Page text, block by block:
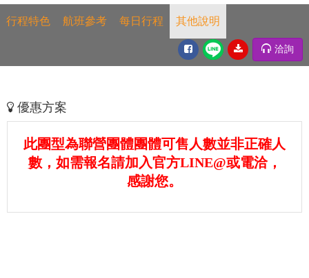
行程特色 航班參考 每日行程 其他說明
洽詢
優惠方案
此團型為聯營團體團體可售人數並非正確人
數，如需報名請加入官方LINE@或電洽，
感謝您。